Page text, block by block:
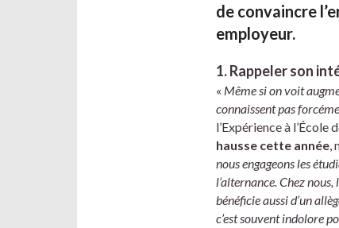
de convaincre
employeur.
1. Rappeler son
« Même si on voit
connaissent pas
l’Expérience à
hausse cette année,
nous engageons les
l’alternance. Chez
bénéficie aussi d’un
c’est souvent indolore